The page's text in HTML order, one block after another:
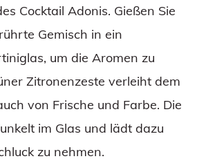
Cocktail Adonis. Gießen Sie
Gemisch in ein
um die Aromen zu
Zitronenzeste verleiht dem
von Frische und Farbe. Die
im Glas und lädt dazu
zu nehmen.